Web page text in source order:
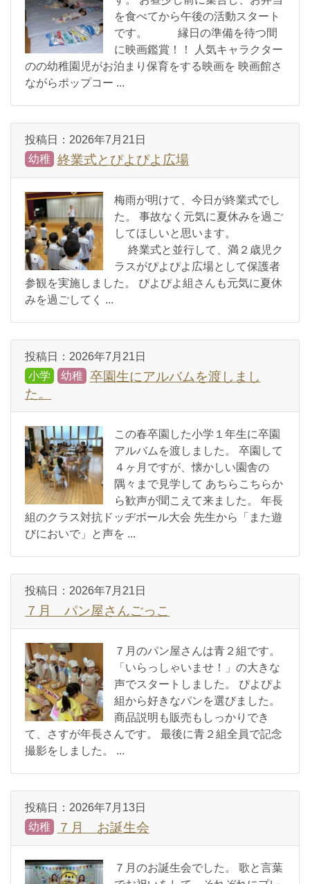
を食べてから午後の活動スタート
です。 縁日の準備を待つ間
に映画鑑賞！！ 人気キャラクター
のの幼稚園児がお泊まり保育をする映画を 映画館さ
ながらポップコー ...
投稿日： 2026年7月21日
幼稚
終業式とぴよぴよ広場
梅雨が明けて、今日が終業式でし
た。 事故なく元気に夏休みを過ご
してほしいと思います。
終業式と並行して、満２歳児ク
ラスがぴよぴよ広場として保護者
参観を実施しました。 ぴよぴよ組さんも元気に夏休
みを過ごしてく ...
投稿日： 2026年7月21日
小学
幼稚
卒園生にアルバムを渡しまし
た。
この春卒園した小学１年生に卒園
アルバムを渡しました。 卒園して
４ヶ月ですが、懐かしい園舎の
隅々まで見学して あちらこちらか
ら歓声が聞こえて来ました。 年長
組のクラス対抗ドッヂボール大会 先生から「また遊
びにおいで」と声を ...
投稿日： 2026年7月21日
７月 パン屋さんごっこ
７月のパン屋さんは青２組です。
「いらっしゃいませ！」の大きな
声でスタートしました。 ぴよぴよ
組から好きなパンを選びました。
商品説明も販売もしっかりでき
て、さすが年長さんです。 最後に青２組全員で記念
撮影をしました。 ...
投稿日： 2026年7月13日
幼稚
７月 お誕生会
７月のお誕生会でした。 歌と言葉